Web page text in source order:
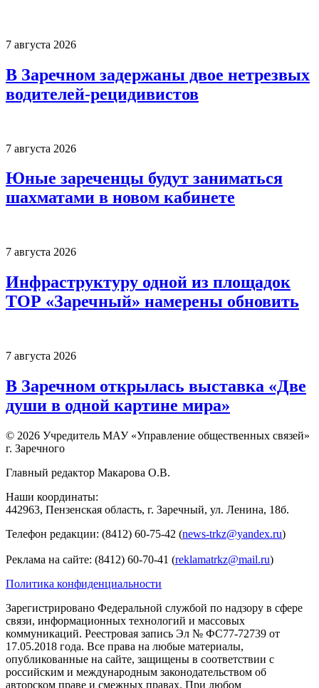
7 августа 2026
В Заречном задержаны двое нетрезвых
водителей-рецидивистов
7 августа 2026
Юные зареченцы будут заниматься
шахматами в новом кабинете
7 августа 2026
Инфраструктуру одной из площадок
ТОР «Заречный» намерены обновить
7 августа 2026
В Заречном открылась выставка «Две
души в одной картине мира»
© 2026 Учредитель МАУ «Управление общественных связей»
г. Заречного
Главный редактор Макарова О.В.
Наши координаты:
442963, Пензенская область, г. Заречный, ул. Ленина, 18б.
Телефон редакции: (8412) 60-75-42 (news-trkz@yandex.ru)
Реклама на сайте: (8412) 60-70-41 (reklamatrkz@mail.ru)
Политика конфиденциальности
Зарегистрировано Федеральной службой по надзору в сфере
связи, информационных технологий и массовых
коммуникаций. Реестровая запись Эл № ФС77-72739 от
17.05.2018 года. Все права на любые материалы,
опубликованные на сайте, защищены в соответствии с
российским и международным законодательством об
авторском праве и смежных правах. При любом